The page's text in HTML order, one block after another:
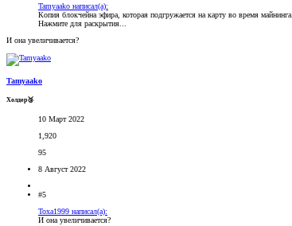
Tamyaako написал(а):
Копия блокчейна эфира, которая подгружается на карту во время майнинга.
Нажмите для раскрытия...
И она увеличивается?
Tamyaako
Холдер🥉
10 Март 2022
1,920
95
8 Август 2022
#5
Toxa1999 написал(а):
И она увеличивается?